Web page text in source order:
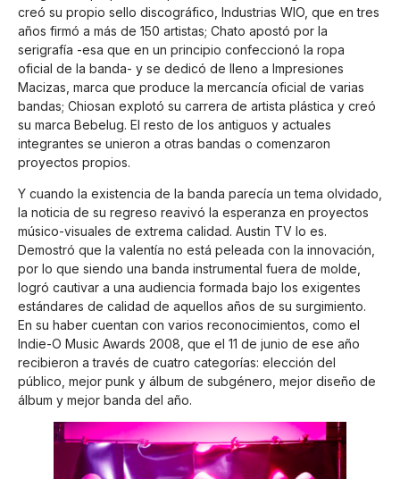
creó su propio sello discográfico, Industrias WIO, que en tres
años firmó a más de 150 artistas; Chato apostó por la
serigrafía -esa que en un principio confeccionó la ropa
oficial de la banda- y se dedicó de lleno a Impresiones
Macizas, marca que produce la mercancía oficial de varias
bandas; Chiosan explotó su carrera de artista plástica y creó
su marca Bebelug. El resto de los antiguos y actuales
integrantes se unieron a otras bandas o comenzaron
proyectos propios.
Y cuando la existencia de la banda parecía un tema olvidado,
la noticia de su regreso reavivó la esperanza en proyectos
músico-visuales de extrema calidad. Austin TV lo es.
Demostró que la valentía no está peleada con la innovación,
por lo que siendo una banda instrumental fuera de molde,
logró cautivar a una audiencia formada bajo los exigentes
estándares de calidad de aquellos años de su surgimiento.
En su haber cuentan con varios reconocimientos, como el
Indie-O Music Awards 2008, que el 11 de junio de ese año
recibieron a través de cuatro categorías: elección del
público, mejor punk y álbum de subgénero, mejor diseño de
álbum y mejor banda del año.